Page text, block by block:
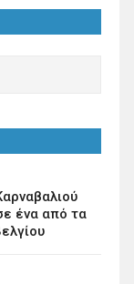
ένα από τα